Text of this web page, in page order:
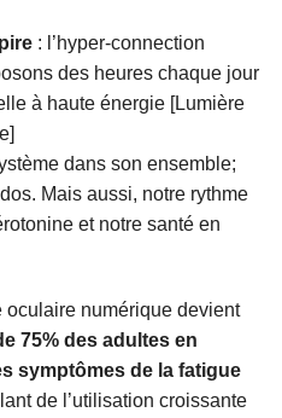
: l’hyper-connection
des heures chaque jour
à haute énergie [Lumière
dans son ensemble;
Mais aussi, notre rythme
et notre santé en
numérique devient
75% des adultes en
symptômes de la fatigue
de l’utilisation croissante